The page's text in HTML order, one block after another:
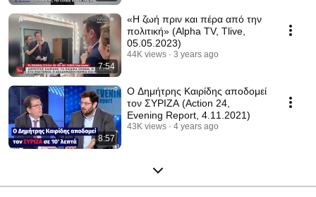
7:54
«Η ζωή πριν και πέρα από την
πολιτική» (Alpha TV, Tlive,
05.05.2023)
44K views 3 years ago
8:57
Ο Δημήτρης Καιρίδης αποδομεί
τον ΣΥΡΙΖΑ (Action 24,
Evening Report, 4.11.2021)
43K views 4 years ago